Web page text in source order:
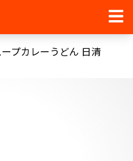
プカレーうどん 日清